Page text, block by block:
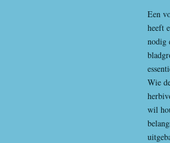
Een
heeft
nodig
Wie
wil